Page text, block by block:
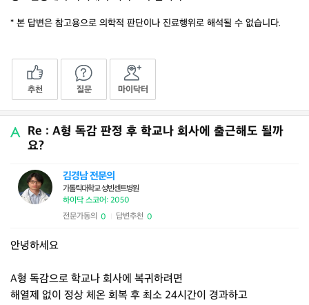
* 본 답변은 참고용으로 의학적 판단이나 진료행위로 해석될 수 없습니다.
추천 질문 마이닥터
Re : A형 독감 판정 후 학교나 회사에 출근해도 될까
요?
김경남 전문의
가톨릭대학교 성빈센트병원
하이닥 스코어: 2050
전문가동의 0 답변추천 0
안녕하세요
A형 독감으로 학교나 회사에 복귀하려면
해열제 없이 정상 체온 회복 후 최소 24시간이 경과하고